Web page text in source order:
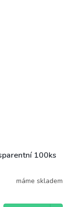
100ks
máme skladem